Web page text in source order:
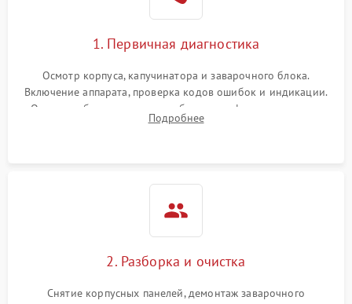
1. Первичная диагностика
Осмотр корпуса, капучинатора и заварочного блока.
Включение аппарата, проверка кодов ошибок и индикации.
Оценка работы помпы, термоблока и кофемолки на слух.
Измерение температуры и давления воды для выявления
Подробнее
2. Разборка и очистка
Снятие корпусных панелей, демонтаж заварочного